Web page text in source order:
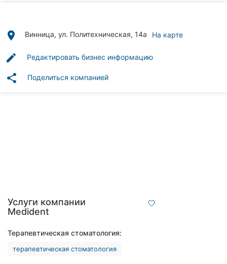
рубрики
Хмельницкий
Ровно
place Винница, ул. Политехническая, 14а На карте
edit Редактировать бизнес информацию
share Поделиться компанией
Услуги компании
Medident
Терапевтическая стоматология:
терапевтическая стоматология